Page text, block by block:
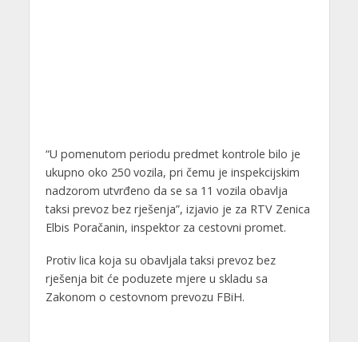
“U pomenutom periodu predmet kontrole bilo je
ukupno oko 250 vozila, pri čemu je inspekcijskim
nadzorom utvrđeno da se sa 11 vozila obavlja
taksi prevoz bez rješenja”, izjavio je za RTV Zenica
Elbis Poračanin, inspektor za cestovni promet.
Protiv lica koja su obavljala taksi prevoz bez
rješenja bit će poduzete mjere u skladu sa
Zakonom o cestovnom prevozu FBiH.